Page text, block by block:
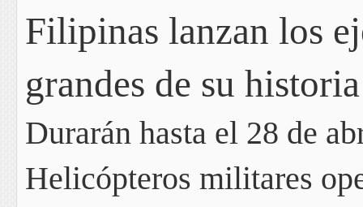
Filipinas lanzan los
grandes de su
Durarán hasta el 28 de
Helicópteros militares